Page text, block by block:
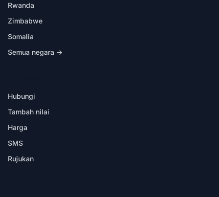
Rwanda
Zimbabwe
Somalia
Semua negara →
Hubungi
Tambah nilai
Harga
SMS
Rujukan